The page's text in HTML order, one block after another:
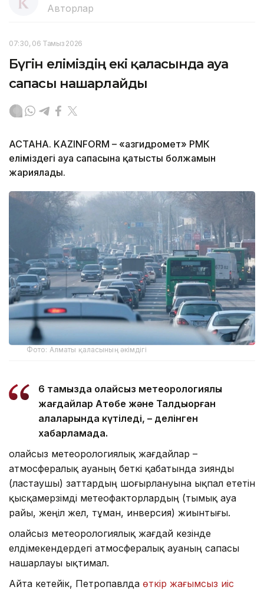
Авторлар
07:30, 06 Тамыз 2026
Бүгін еліміздің екі қаласында ауа
сапасы нашарлайды
АСТАНА. KAZINFORM – «Қазгидромет» РМК
еліміздегі ауа сапасына қатысты болжамын
жариялады.
Фото: Алматы қаласының әкімдігі
6 тамызда қолайсыз метеорологиялық
жағдайлар Ақтөбе және Талдықорған
қалаларында күтіледі, – делінген
хабарламада.
Қолайсыз метеорологиялық жағдайлар –
атмосфералық ауаның беткі қабатында зиянды
(ластаушы) заттардың шоғырлануына ықпал ететін
қысқамерзімді метеофакторлардың (тымық ауа
райы, жеңіл жел, тұман, инверсия) жиынтығы.
Қолайсыз метеорологиялық жағдай кезінде
елдімекендердегі атмосфералық ауаның сапасы
нашарлауы ықтимал.
Айта кетейік, Петропавлда өткір жағымсыз иіс